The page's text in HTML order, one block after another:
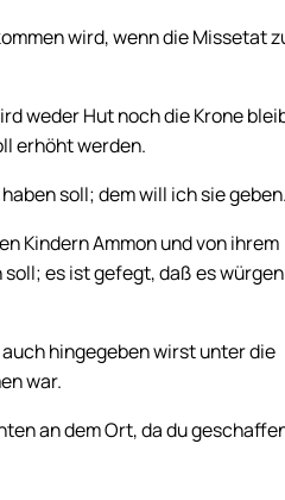
wird, wenn die Missetat
weder Hut noch die Krone
erhöht werden.
soll; dem will ich sie geben.
Kindern Ammon und von ihrem
es ist gefegt, daß es
hingegeben wirst unter die
war.
an dem Ort, da du